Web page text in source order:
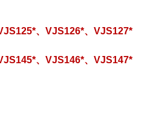
、VJS126*、VJS127*
、VJS146*、VJS147*